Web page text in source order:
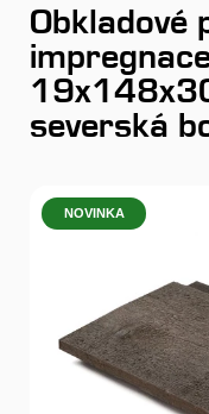
Obkladové
severská
NOVINKA